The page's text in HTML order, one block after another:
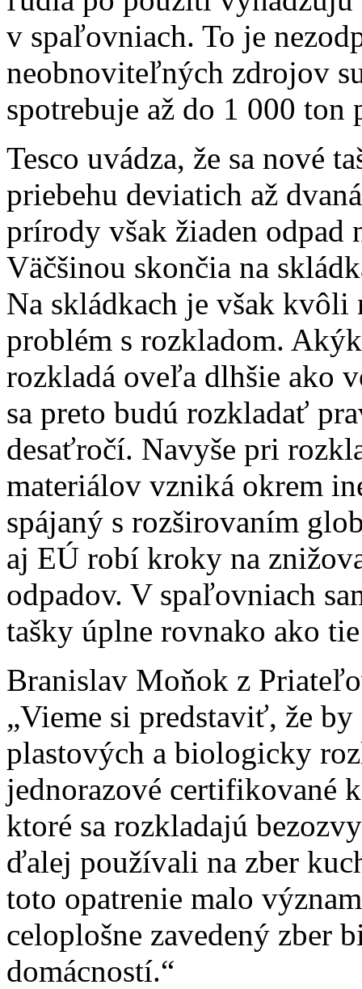
v spaľovniach. To je
neobnoviteľných zdrojov
spotrebuje až do 1 000 ton
Tesco uvádza, že sa nové
priebehu deviatich až
prírody však žiaden odpad
Väčšinou skončia na
Na skládkach je však
problém s rozkladom.
rozkladá oveľa dlhšie ako
sa preto budú rozkladať
desaťročí. Navyše pri
materiálov vzniká okrem
spájaný s rozširovaním
aj EÚ robí kroky na
odpadov. V spaľovniach
tašky úplne rovnako ako
Branislav Moňok z
„Vieme si predstaviť, že
plastových a biologicky
jednorazové certifikované
ktoré sa rozkladajú
ďalej používali na zber
toto opatrenie malo
celoplošne zavedený zber
domácností.“